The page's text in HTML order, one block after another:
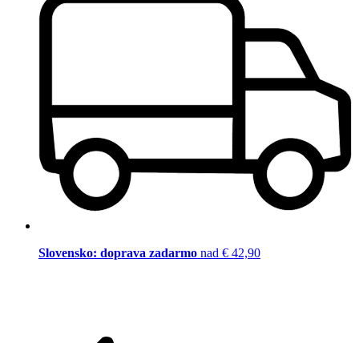
Slovensko: doprava zadarmo nad € 42,90